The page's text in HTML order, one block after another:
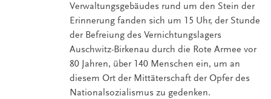
Verwaltungsgebäudes rund um den Stein der
Erinnerung fanden sich um 15 Uhr, der Stunde
der Befreiung des Vernichtungslagers
Auschwitz-Birkenau durch die Rote Armee vor
80 Jahren, über 140 Menschen ein, um an
diesem Ort der Mittäterschaft der Opfer des
Nationalsozialismus zu gedenken.